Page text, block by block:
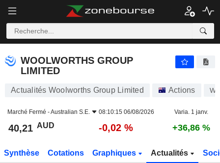
WOOLWORTHS GROUP
LIMITED
Actualités Woolworths Group Limited Actions
Marché Fermé -Australian S.E. 08:10:15 06/08/2026 Varia. 1 janv.
40,21 AUD -0,02 % +36,86 %
Synthèse Cotations Graphiques Actualités